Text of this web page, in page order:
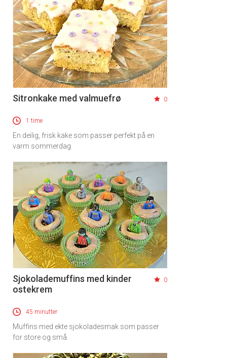
Sitronkake med valmuefrø 0
1 time
En deilig, frisk kake som passer perfekt på en
varm sommerdag.
Sjokolademuffins med kinder
ostekrem
0
45 minutter
Muffins med ekte sjokoladesmak som passer
for store og små.